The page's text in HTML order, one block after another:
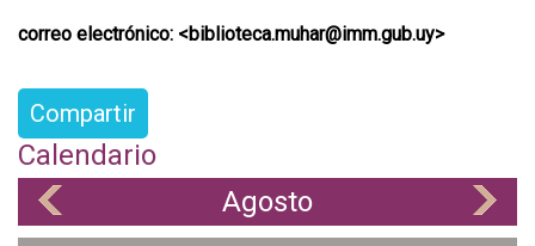
correo electrónico: <biblioteca.muhar@imm.gub.uy>
Compartir
Calendario
Agosto